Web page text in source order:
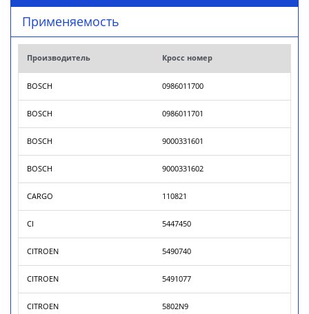
Применяемость
Производитель Кросс номер
BOSCH 0986011700
BOSCH 0986011701
BOSCH 9000331601
BOSCH 9000331602
CARGO 110821
CI 5447450
CITROEN 5490740
CITROEN 5491077
CITROEN 5802N9